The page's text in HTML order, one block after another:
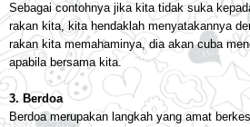
Sebagai contohnya jika kita tidak suka
rakan kita, kita hendaklah menyatakannya
rakan kita memahaminya, dia akan cuba
apabila bersama kita.
3. Berdoa
Berdoa merupakan langkah yang amat